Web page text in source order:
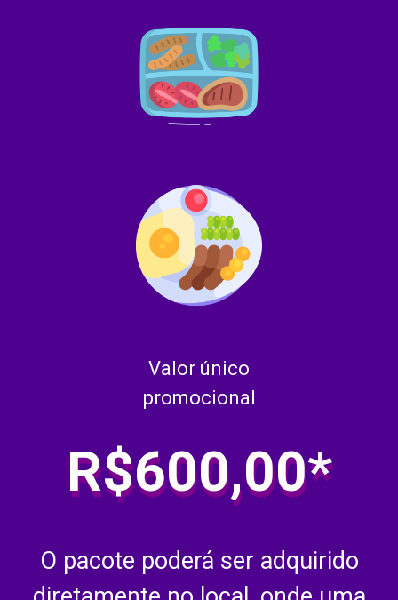
Valor único
promocional
R$600,00*
O pacote poderá ser adquirido